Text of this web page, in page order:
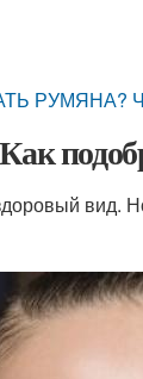
РУМЯНА?
вид.